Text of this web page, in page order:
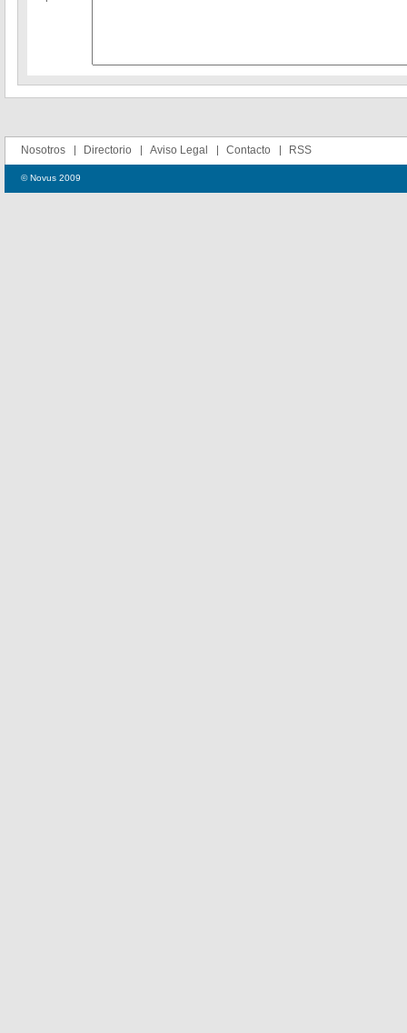
Nosotros Directorio Aviso Legal Contacto RSS
© Novus 2009